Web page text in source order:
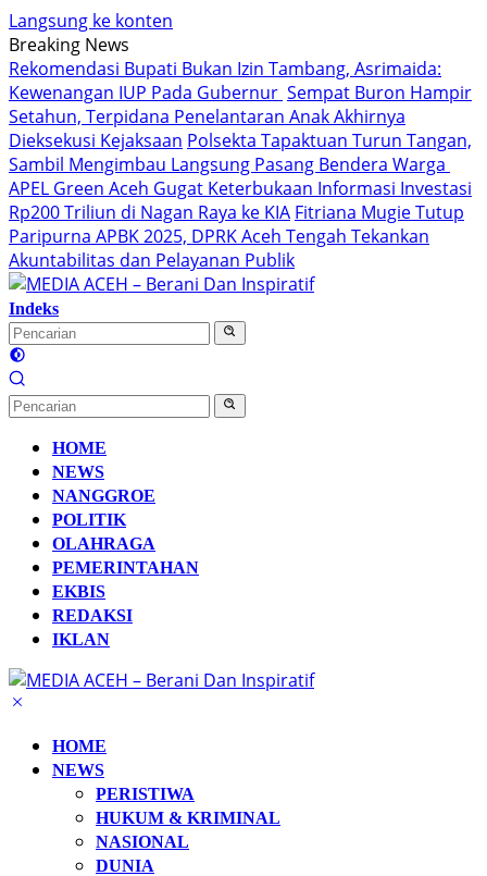
Langsung ke konten
Breaking News
Rekomendasi Bupati Bukan Izin Tambang, Asrimaida:
Kewenangan IUP Pada Gubernur Sempat Buron Hampir
Setahun, Terpidana Penelantaran Anak Akhirnya
Dieksekusi Kejaksaan Polsekta Tapaktuan Turun Tangan,
Sambil Mengimbau Langsung Pasang Bendera Warga
APEL Green Aceh Gugat Keterbukaan Informasi Investasi
Rp200 Triliun di Nagan Raya ke KIA Fitriana Mugie Tutup
Paripurna APBK 2025, DPRK Aceh Tengah Tekankan
Akuntabilitas dan Pelayanan Publik
Indeks
HOME
NEWS
NANGGROE
POLITIK
OLAHRAGA
PEMERINTAHAN
EKBIS
REDAKSI
IKLAN
HOME
NEWS
PERISTIWA
HUKUM & KRIMINAL
NASIONAL
DUNIA